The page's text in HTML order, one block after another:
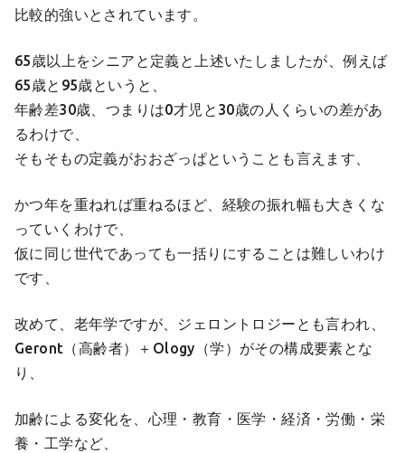
比較的強いとされています。
65歳以上をシニアと定義と上述いたしましたが、例えば
65歳と95歳というと、
年齢差30歳、つまりは0才児と30歳の人くらいの差があ
るわけで、
そもそもの定義がおおざっぱということも言えます、
かつ年を重ねれば重ねるほど、経験の振れ幅も大きくな
っていくわけで、
仮に同じ世代であっても一括りにすることは難しいわけ
です、
改めて、老年学ですが、ジェロントロジーとも言われ、
Geront（高齢者）＋Ology（学）がその構成要素とな
り、
加齢による変化を、心理・教育・医学・経済・労働・栄
養・工学など、